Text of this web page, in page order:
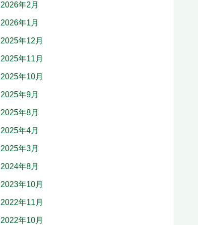
2026年2月
2026年1月
2025年12月
2025年11月
2025年10月
2025年9月
2025年8月
2025年4月
2025年3月
2024年8月
2023年10月
2022年11月
2022年10月